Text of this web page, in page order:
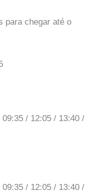
para chegar até o
/ 12:05 / 13:40 /
/ 12:05 / 13:40 /